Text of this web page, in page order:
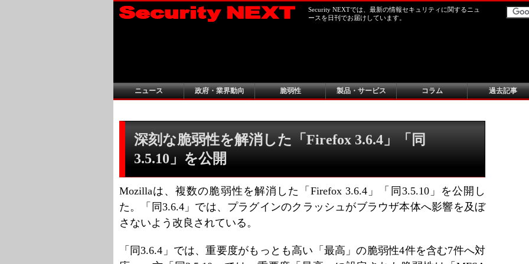
Security NEXTでは、最新の情報セキュリティに関するニュ
ースを日刊でお届けしています。
ニュース 政府・業界動向 脆弱性 製品・サービス コラム 過去記事
深刻な脆弱性を解消した「Firefox 3.6.4」「同
3.5.10」を公開
Mozillaは、複数の脆弱性を解消した「Firefox 3.6.4」「同3.5.10」を公開し
た。「同3.6.4」では、プラグインのクラッシュがブラウザ本体へ影響を及ぼ
さないよう改良されている。
「同3.6.4」では、重要度がもっとも高い「最高」の脆弱性4件を含む7件へ対